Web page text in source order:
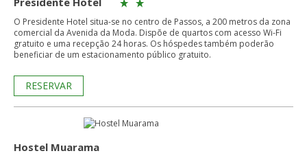
O Presidente Hotel situa-se no centro de Passos, a 200 metros da zona
comercial da Avenida da Moda. Dispõe de quartos com acesso Wi-Fi
gratuito e uma recepção 24 horas. Os hóspedes também poderão
beneficiar de um estacionamento público gratuito.
RESERVAR
Hostel Muarama